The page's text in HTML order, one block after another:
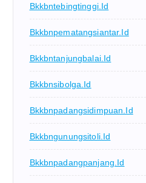
Bkkbntebingtinggi.id
Bkkbnpematangsiantar.id
Bkkbntanjungbalai.id
Bkkbnsibolga.id
Bkkbnpadangsidimpuan.id
Bkkbngunungsitoli.id
Bkkbnpadangpanjang.id